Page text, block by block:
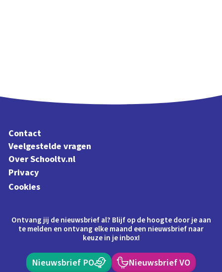
Contact
Veelgestelde vragen
Over Schooltv.nl
Privacy
Cookies
Ontvang jij de nieuwsbrief al? Blijf op de hoogte door je aan
te melden en ontvang elke maand een nieuwsbrief naar
keuze in je inbox!
Nieuwsbrief PO Nieuwsbrief VO